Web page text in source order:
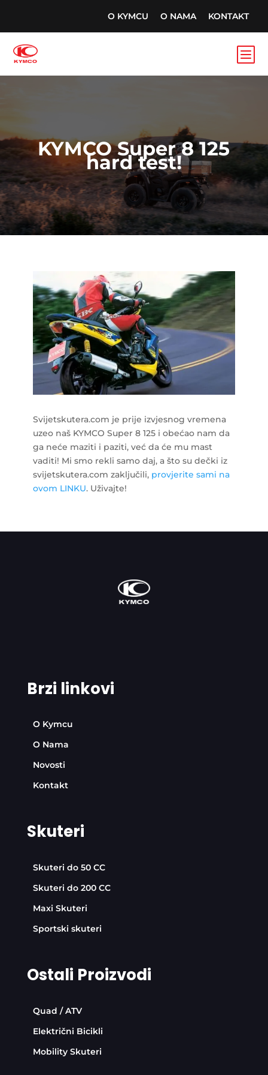
O KYMCU O NAMA KONTAKT
b
KYMCO Super 8 125
hard test!
Svijetskutera.com je prije izvjesnog vremena
uzeo naš KYMCO Super 8 125 i obećao nam da
ga neće maziti i paziti, već da će mu mast
vaditi! Mi smo rekli samo daj, a što su dečki iz
svijetskutera.com zaključili, provjerite sami na
ovom LINKU. Uživajte!
Brzi linkovi
O Kymcu
O Nama
Novosti
Kontakt
Skuteri
Skuteri do 50 CC
Skuteri do 200 CC
Maxi Skuteri
Sportski skuteri
Ostali Proizvodi
Quad / ATV
Električni Bicikli
Mobility Skuteri